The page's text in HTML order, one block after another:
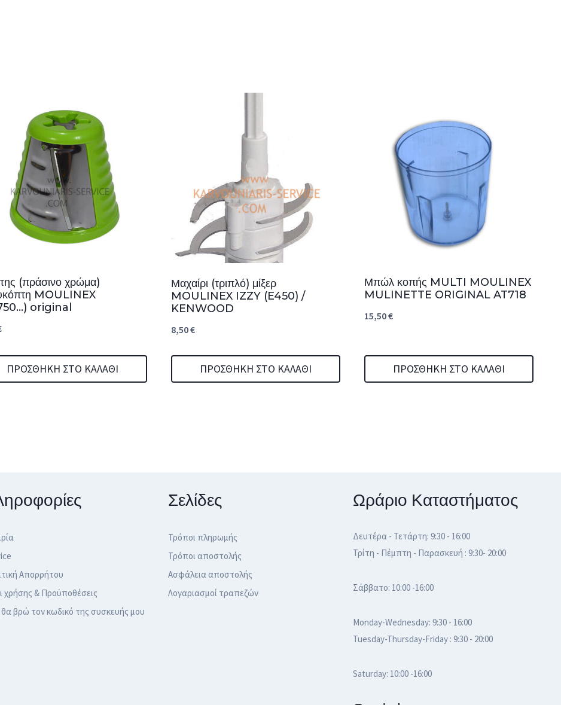
(πράσινο χρώμα)
MOULINEX
original
ΠΡΟΣΘΉΚΗ ΣΤΟ ΚΑΛΆΘΙ
Μαχαίρι (τριπλό) μίξερ
MOULINEX IZZY (E450) /
KENWOOD
8,50€
ΠΡΟΣΘΉΚΗ ΣΤΟ ΚΑΛΆΘΙ
Μπώλ κοπής MULTI MOULINEX
MULINETTE ORIGINAL AT718
15,50€
ΠΡΟΣΘΉΚΗ ΣΤΟ ΚΑΛΆΘΙ
Απορρήτου
χρήσης & Προϋποθέσεις
βρώ τον κωδικό της συσκευής μου
Σελίδες
Τρόποι πληρωμής
Τρόποι αποστολής
Ασφάλεια αποστολής
Λογαριασμοί τραπεζών
Ωράριο Καταστήματος
Δευτέρα - Τετάρτη: 9:30 - 16:00
Τρίτη - Πέμπτη - Παρασκευή : 9:30- 20:00
Σάββατο: 10:00 -16:00
Monday-Wednesday: 9:30 - 16:00
Tuesday-Thursday-Friday : 9:30 - 20:00
Saturday: 10:00 -16:00